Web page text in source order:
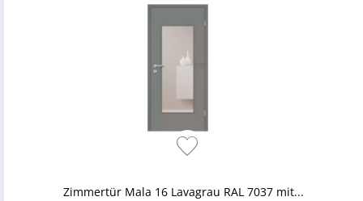
Zimmertür Mala 16 Lavagrau RAL 7037 mit...